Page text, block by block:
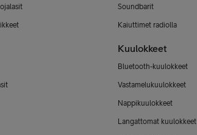
Soundbarit
Kaiuttimet radiolla
Kuulokkeet
Bluetooth-kuulokkeet
Vastamelukuulokkeet
Nappikuulokkeet
Langattomat kuulokkeet